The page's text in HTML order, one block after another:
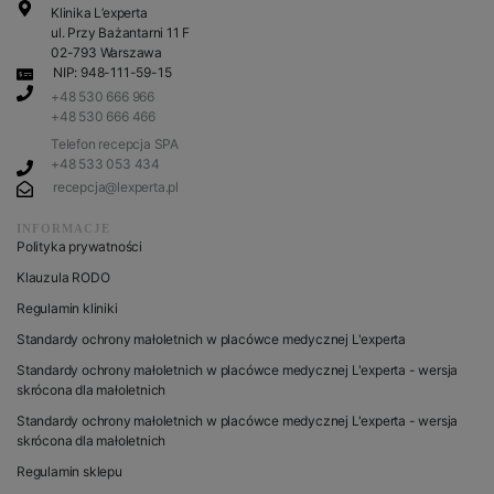
Klinika L’experta
ul. Przy Bażantarni 11 F
02-793 Warszawa
NIP: 948-111-59-15
+48 530 666 966
+48 530 666 466
Telefon recepcja SPA
+48 533 053 434
recepcja@lexperta.pl
INFORMACJE
Polityka prywatności
Klauzula RODO
Regulamin kliniki
Standardy ochrony małoletnich w placówce medycznej L'experta
Standardy ochrony małoletnich w placówce medycznej L'experta - wersja
skrócona dla małoletnich
Standardy ochrony małoletnich w placówce medycznej L'experta - wersja
skrócona dla małoletnich
Regulamin sklepu